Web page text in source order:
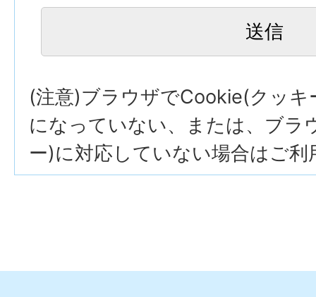
(注意)ブラウザでCookie(クッキ
になっていない、または、ブラ
ー)に対応していない場合はご利